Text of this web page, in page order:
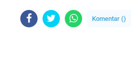
Komentar ()